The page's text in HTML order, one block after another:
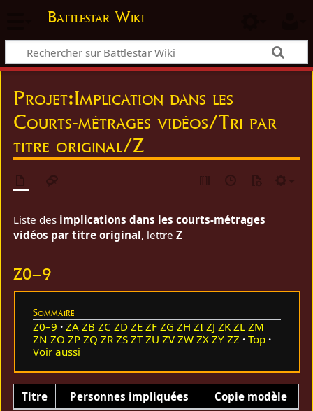
Battlestar Wiki
Projet:Implication dans les
Courts-métrages vidéos/Tri par
titre original/Z
Liste des implications dans les courts-métrages
vidéos par titre original, lettreZ
Z0–9
Sommaire
Z0–9 ZA ZB ZC ZD ZE ZF ZG ZH ZI ZJ ZK ZL ZM
ZN ZO ZP ZQ ZR ZS ZT ZU ZV ZW ZX ZY ZZ
Top
Voir aussi
Titre Personnes impliquées Copie modèle